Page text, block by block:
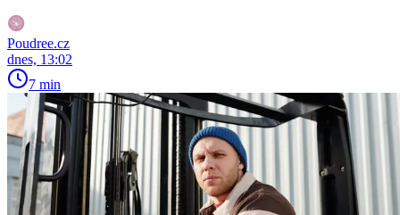
Poudree.cz
dnes, 13:02
7 min